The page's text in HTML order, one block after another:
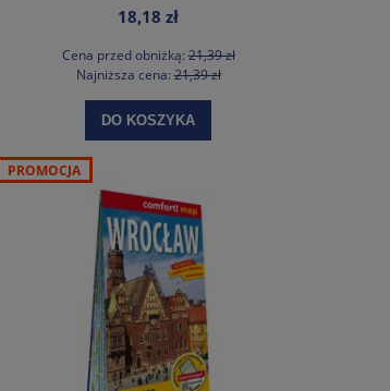
18,18 zł
Cena przed obniżką:21,39 zł
Najniższa cena:21,39 zł
DO KOSZYKA
PROMOCJA